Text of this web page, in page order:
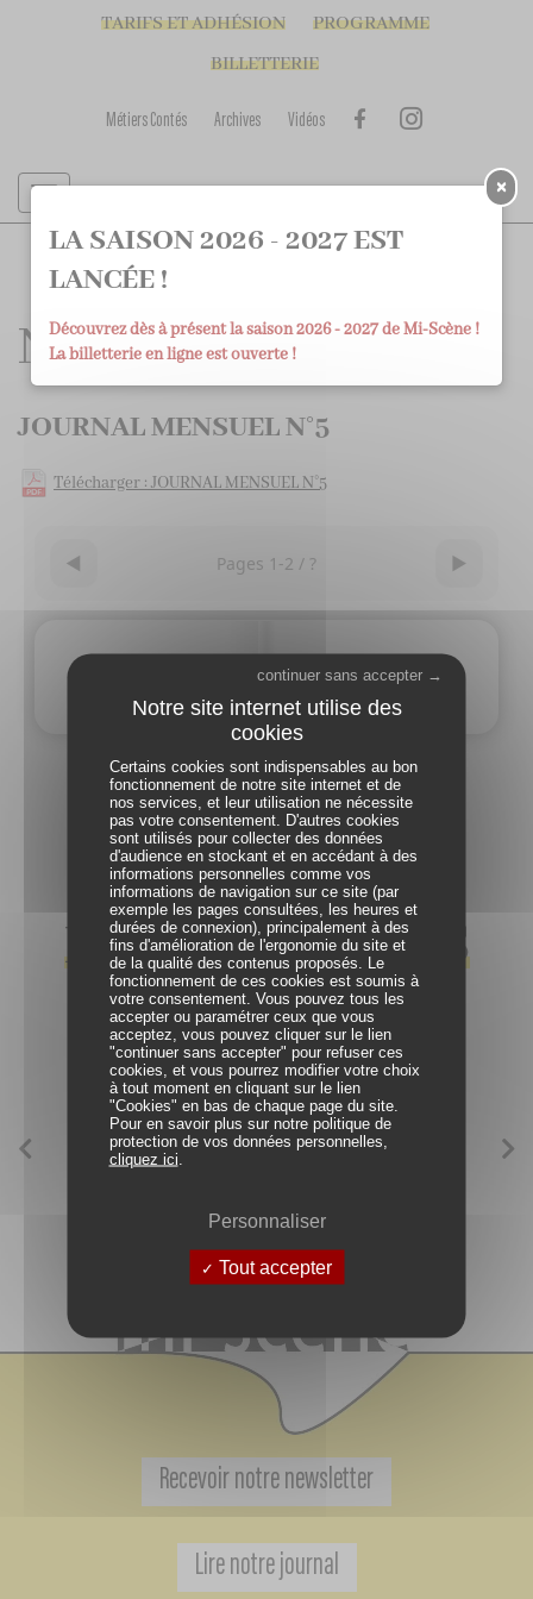
TARIFS ET ADHÉSION
PROGRAMME
BILLETTERIE
Métiers Contés Archives Vidéos
NOTRE JOURNAL
JOURNAL MENSUEL N°5
Télécharger : JOURNAL MENSUEL N°5
◀ Pages 1 -2 / ? ▶
RETOUR À LA LISTE
PARTENARIATS
Avec le soutien de nos partenaires.
Recevoir notre newsletter
Lire notre journal
×
LA SAISON 2026 - 2027 EST
LANCÉE !
Découvrez dès à présent la saison 2026 - 2027 de Mi-Scène !
La billetterie en ligne est ouverte !
Certains cookies sont indispensables au bon
fonctionnement de notre site internet et de
nos services, et leur utilisation ne nécessite
pas votre consentement. D'autres cookies
sont utilisés pour collecter des données
d'audience en stockant et en accédant à des
informations personnelles comme vos
informations de navigation sur ce site (par
exemple les pages consultées, les heures et
durées de connexion), principalement à des
fins d'amélioration de l'ergonomie du site et
de la qualité des contenus proposés. Le
fonctionnement de ces cookies est soumis à
votre consentement. Vous pouvez tous les
accepter ou paramétrer ceux que vous
acceptez, vous pouvez cliquer sur le lien
"continuer sans accepter" pour refuser ces
cookies, et vous pourrez modifier votre choix
à tout moment en cliquant sur le lien
"Cookies" en bas de chaque page du site.
Pour en savoir plus sur notre politique de
protection de vos données personnelles,
cliquez ici
Personnaliser
Tout accepter
continuer sans accepter →